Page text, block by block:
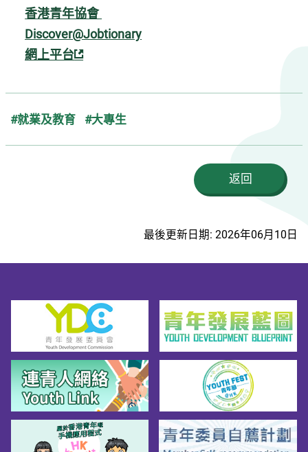
香港青年協會
Discover@Jobtionary
網上平台
#就業及教育 #大專生
返回
最後更新日期: 2026年06月10日